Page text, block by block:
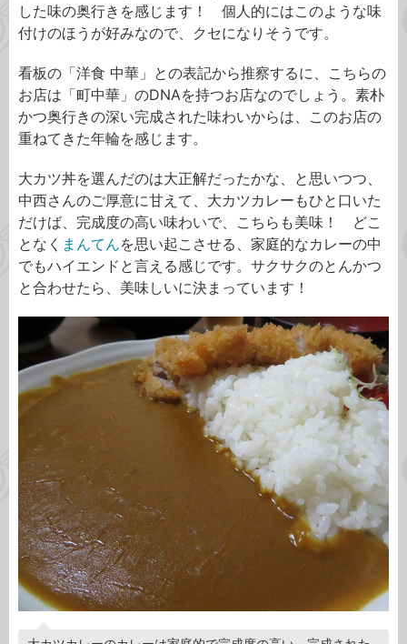
した味の奥行きを感じます！ 個人的にはこのような味
付けのほうが好みなので、クセになりそうです。
看板の「洋食 中華」との表記から推察するに、こちらの
お店は「町中華」のDNAを持つお店なのでしょう。素朴
かつ奥行きの深い完成された味わいからは、このお店の
重ねてきた年輪を感じます。
大カツ丼を選んだのは大正解だったかな、と思いつつ、
中西さんのご厚意に甘えて、大カツカレーもひと口いた
だけば、完成度の高い味わいで、こちらも美味！ どこ
となく まんてんを思い起こさせる、家庭的なカレーの中
でもハイエンドと言える感じです。サクサクのとんかつ
と合わせたら、美味しいに決まっています！